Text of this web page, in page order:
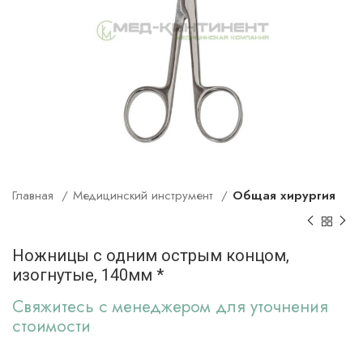
Главная Медицинский инструмент Общая хирургия
Ножницы с одним острым концом,
изогнутые, 140мм *
Свяжитесь с менеджером для уточнения
стоимости